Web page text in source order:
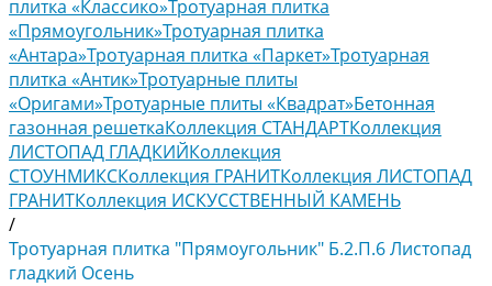
плитка «Классико»Тротуарная плитка
«Прямоугольник»Тротуарная плитка
«Антара»Тротуарная плитка «Паркет»Тротуарная
плитка «Антик»Тротуарные плиты
«Оригами»Тротуарные плиты «Квадрат»Бетонная
газонная решеткаКоллекция СТАНДАРТКоллекция
ЛИСТОПАД ГЛАДКИЙКоллекция
СТОУНМИКСКоллекция ГРАНИТКоллекция ЛИСТОПАД
ГРАНИТКоллекция ИСКУССТВЕННЫЙ КАМЕНЬ
/
Тротуарная плитка "Прямоугольник" Б.2.П.6 Листопад
гладкий Осень